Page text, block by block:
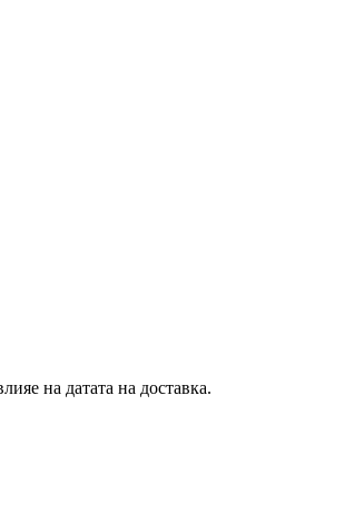
на датата на доставка.